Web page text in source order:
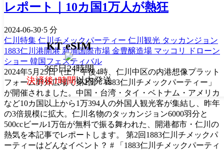
KT eSIM
365日24時間
決済後1時間以内発送
レポート｜10カ国1万人が熱狂
2024-06-30·5 分
仁川特集 仁川チメックパーティー 仁川観光 タッカンジョン
1883仁川港開港新浦国際市場 金豊醸造場 マッコリ
ドローン
ショー 韓国フェスティバル
2024年5月25日（土）午後4時、仁川中区の内港想像プラット
フォーム野外広場で第2回「1883仁川チメックパーティー」
が開催されました。中国・台湾・タイ・ベトナム・アメリカ
など10カ国以上から1万394人の外国人観光客が集結し、昨年
の3倍規模に拡大。仁川名物のタッカンジョン6000羽分と
500ccビール1万缶が無料で振る舞われた、開港都市・仁川の
熱気を本記事でレポートします。 第2回1883仁川チメックパ
ーティーはどんなイベント？ # 「1883仁川チメックパーティ